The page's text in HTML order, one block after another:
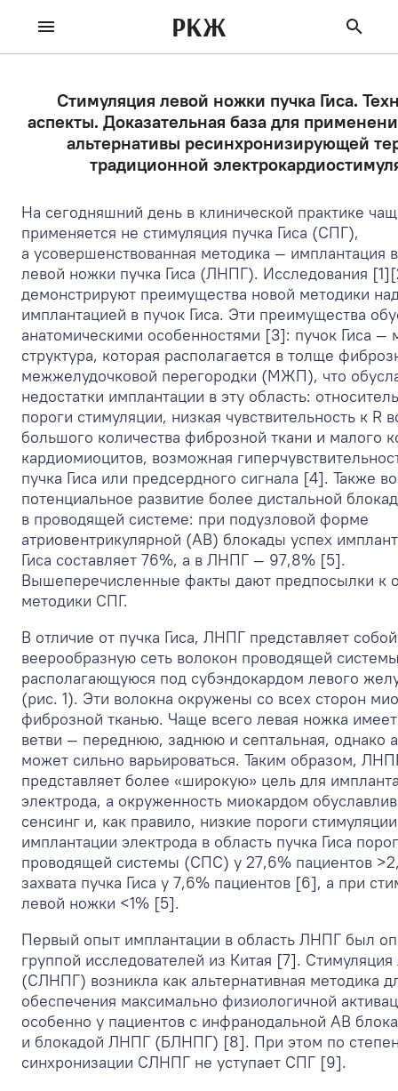
РКЖ
Стимуляция левой ножки пучка Гиса.
аспекты. Доказательная база для
альтернативы ресинхронизирующей
традиционной
На сегодняшний день в клинической практике
применяется не стимуляция пучка Гиса (СПГ),
а усовершенствованная методика — имплантация
левой ножки пучка Гиса (ЛНПГ). Исследования
демонстрируют преимущества новой методики
имплантацией в пучок Гиса. Эти преимущества
анатомическими особенностями [3]: пучок Гиса —
структура, которая располагается в толще
межжелудочковой перегородки (МЖП), что
недостатки имплантации в эту область:
пороги стимуляции, низкая чувствительность к R
большого количества фиброзной ткани и малого
кардиомиоцитов, возможная
пучка Гиса или предсердного сигнала [4]. Также
потенциальное развитие более дистальной
в проводящей системе: при подузловой форме
атриовентрикулярной (АВ) блокады успех
Гиса составляет 76%, а в ЛНПГ — 97,8% [5].
Вышеперечисленные факты дают предпосылки к
методики СПГ.
В отличие от пучка Гиса, ЛНПГ представляет
веерообразную сеть волокон проводящей
располагающуюся под субэндокардом левого
(рис. 1). Эти волокна окружены со всех сторон
фиброзной тканью. Чаще всего левая ножка
ветви — переднюю, заднюю и септальная, однако
может сильно варьироваться. Таким образом,
представляет более «широкую» цель для
электрода, а окруженность миокардом
сенсинг и, как правило, низкие пороги
имплантации электрода в область пучка Гиса
проводящей системы (СПС) у 27,6% пациентов
захвата пучка Гиса у 7,6% пациентов [6], а при
левой ножки <1% [5].
Первый опыт имплантации в область ЛНПГ был
группой исследователей из Китая [7].
(СЛНПГ) возникла как альтернативная методика
обеспечения максимально физиологичной
особенно у пациентов с инфранодальной АВ
и блокадой ЛНПГ (БЛНПГ) [8]. При этом по
синхронизации СЛНПГ не уступает СПГ [9].